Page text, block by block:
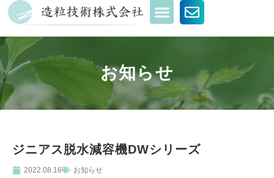
お知らせ
ジニアス脱水減容機DWシリーズ
2022.08.16 お知らせ